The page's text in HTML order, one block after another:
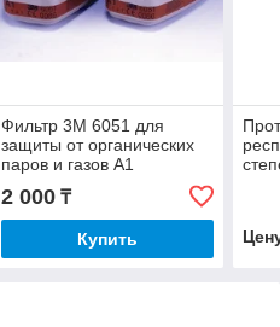
Фильтр 3М 6051 для
защиты от органических
паров и газов A1
2 000₸
Купить